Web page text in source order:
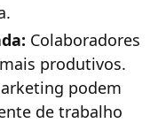
Colaboradores
produtivos.
podem
de trabalho